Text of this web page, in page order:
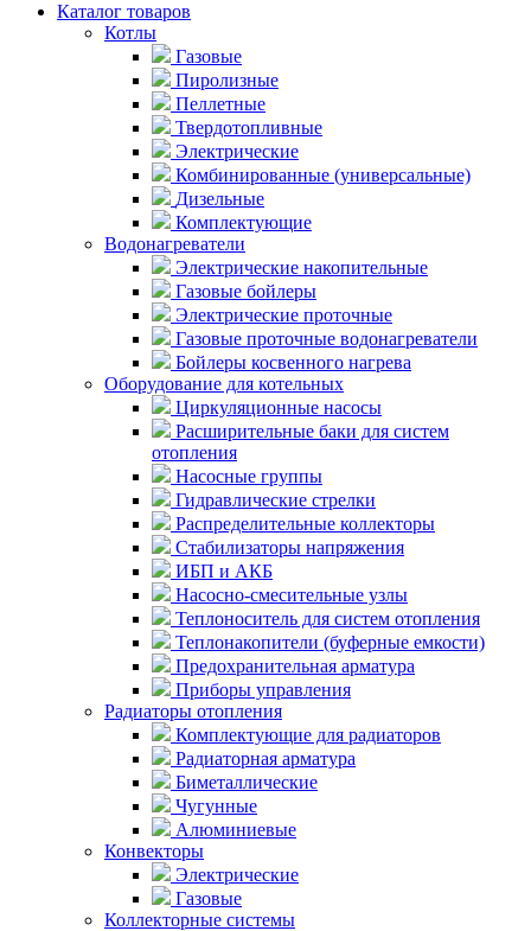
Каталог товаров
Котлы
Газовые
Пиролизные
Пеллетные
Твердотопливные
Электрические
Комбинированные (универсальные)
Дизельные
Комплектующие
Водонагреватели
Электрические накопительные
Газовые бойлеры
Электрические проточные
Газовые проточные водонагреватели
Бойлеры косвенного нагрева
Оборудование для котельных
Циркуляционные насосы
Расширительные баки для систем
отопления
Насосные группы
Гидравлические стрелки
Распределительные коллекторы
Стабилизаторы напряжения
ИБП и АКБ
Насосно-смесительные узлы
Теплоноситель для систем отопления
Теплонакопители (буферные емкости)
Предохранительная арматура
Приборы управления
Радиаторы отопления
Комплектующие для радиаторов
Радиаторная арматура
Биметаллические
Чугунные
Алюминиевые
Конвекторы
Электрические
Газовые
Коллекторные системы